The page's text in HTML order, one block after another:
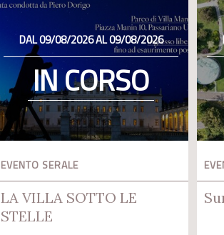
DAL 09/08/2026 AL 09/08/2026
IN CORSO
EVENTO SERALE
LA VILLA SOTTO LE
STELLE